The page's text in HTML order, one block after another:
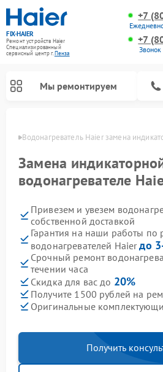
FIX-HAIER
Ремонт устройств Haier
Специализированный
cервисный центр г.Пенза
+7
+7
Мы ремонтируем
Водонагреватель Haier замена
Замена
водонагревателе
Привезем и увезем
собственной доставкой
Гарантия на наши работы по
водонагревателей Haierдо
Срочный ремонт
течении часа
Скидка для вас до 20%
Получите 1500 рублей на
Оригинальные
Получить